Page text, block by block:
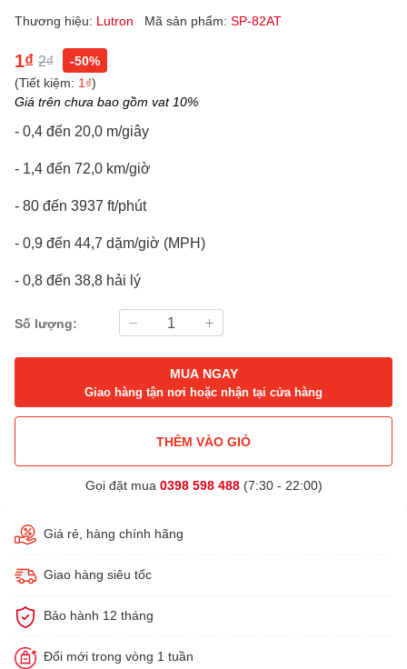
Thương hiệu: Lutron Mã sản phẩm: SP-82AT
1₫ 2₫
-50%
(Tiết kiệm: 1₫)
Giá trên chưa bao gồm vat 10%
- 0,4 đến 20,0 m/giây
- 1,4 đến 72,0 km/giờ
- 80 đến 3937 ft/phút
- 0,9 đến 44,7 dặm/giờ (MPH)
- 0,8 đến 38,8 hải lý
Số lượng:
MUA NGAY
Giao hàng tận nơi hoặc nhận tại cửa hàng
THÊM VÀO GIỎ
Gọi đặt mua 0398 598 488(7:30 - 22:00)
Giá rẻ, hàng chính hãng
Giao hàng siêu tốc
Bảo hành 12 tháng
Đổi mới trong vòng 1 tuần